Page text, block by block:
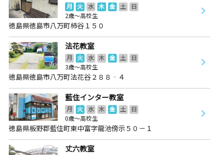
月 火 水 木 金 土
日
2歳～高校生
徳島県徳島市八万町柿谷１５０
法花教室
月 火 水 木 金 土
日
3歳～高校生
徳島県徳島市八万町法花谷２８８‐４
藍住インター教室
月 火 水 木 金 土
日
0歳～高校生
徳島県板野郡藍住町東中富字龍池傍示５０－１
丈六教室